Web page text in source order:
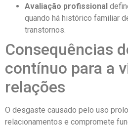
Avaliação profissional
quando há histórico familiar
transtornos.
Consequências
contínuo para a
relações
O desgaste causado pelo uso
relacionamentos e compromete